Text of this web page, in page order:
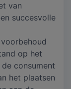
van
succesvolle
op het
consument
het plaatsen